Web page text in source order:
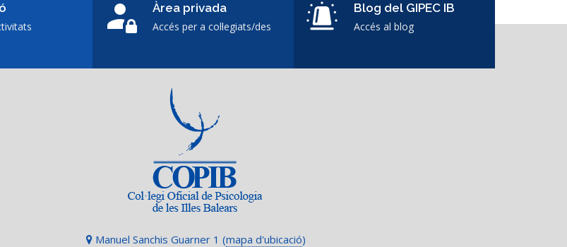
Àrea privada
Accés per a col·legiats/des
Blog del GIPEC IB
Accés al blog
Manuel Sanchis Guarner 1 (mapa d'ubicació)